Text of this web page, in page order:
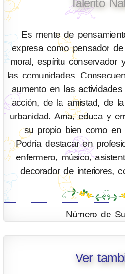
Talento
Es mente de
expresa como pensador
moral, espíritu
las comunidades.
aumento en las
acción, de la amistad, de
urbanidad. Ama, educa y
su propio bien como
Podría destacar en
enfermero, músico,
decorador de interiores,
Número de
Ver